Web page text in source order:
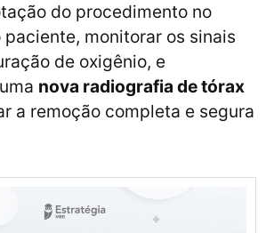
do procedimento no
monitorar os sinais
de oxigênio, e
nova radiografia de tórax
a remoção completa e segura